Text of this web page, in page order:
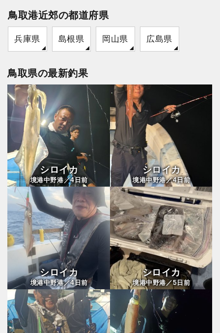
鳥取港近郊の都道府県
兵庫県 島根県 岡山県 広島県
鳥取県の最新釣果
シロイカ
境港中野港／4日前
シロイカ
境港中野港／4日前
シロイカ
境港中野港／4日前
シロイカ
境港中野港／5日前